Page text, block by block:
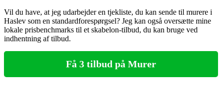
Vil du have, at jeg udarbejder en tjekliste, du kan sende til murere i
Haslev som en standardforespørgsel? Jeg kan også oversætte mine
lokale prisbenchmarks til et skabelon‑tilbud, du kan bruge ved
indhentning af tilbud.
Få 3 tilbud på Murer